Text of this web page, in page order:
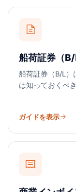
船荷証券（
船荷証券（B/L）
は知っておくべ
ガイドを表示